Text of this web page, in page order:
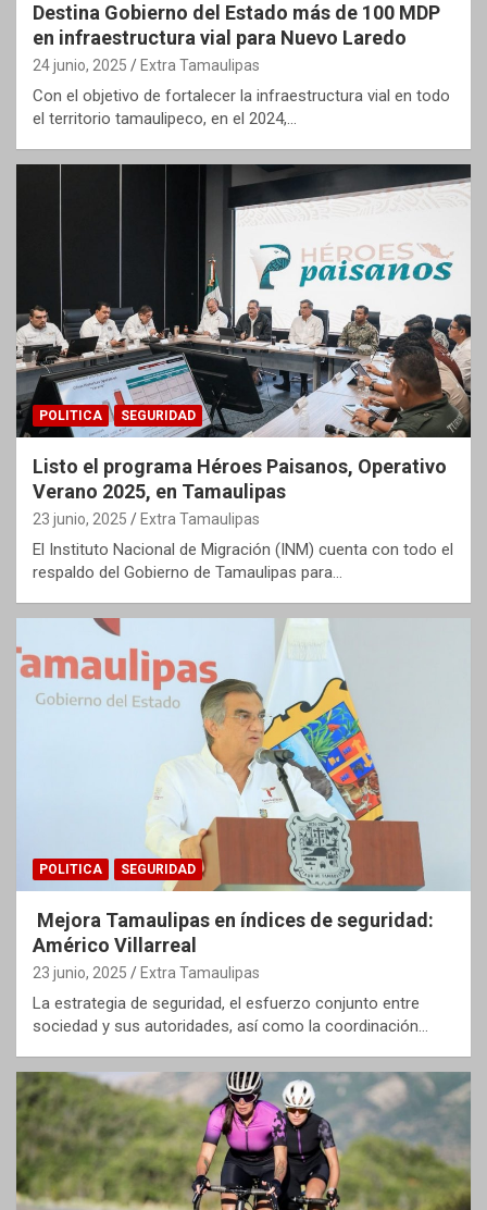
Destina Gobierno del Estado más de 100 MDP
en infraestructura vial para Nuevo Laredo
24 junio, 2025 Extra Tamaulipas
Con el objetivo de fortalecer la infraestructura vial en todo
el territorio tamaulipeco, en el 2024,…
POLITICA SEGURIDAD
Listo el programa Héroes Paisanos, Operativo
Verano 2025, en Tamaulipas
23 junio, 2025 Extra Tamaulipas
El Instituto Nacional de Migración (INM) cuenta con todo el
respaldo del Gobierno de Tamaulipas para…
POLITICA SEGURIDAD
Mejora Tamaulipas en índices de seguridad:
Américo Villarreal
23 junio, 2025 Extra Tamaulipas
La estrategia de seguridad, el esfuerzo conjunto entre
sociedad y sus autoridades, así como la coordinación…